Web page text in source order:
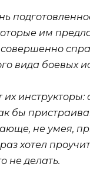
им
вида боевых
бы
не умея,
хотел
не делать.